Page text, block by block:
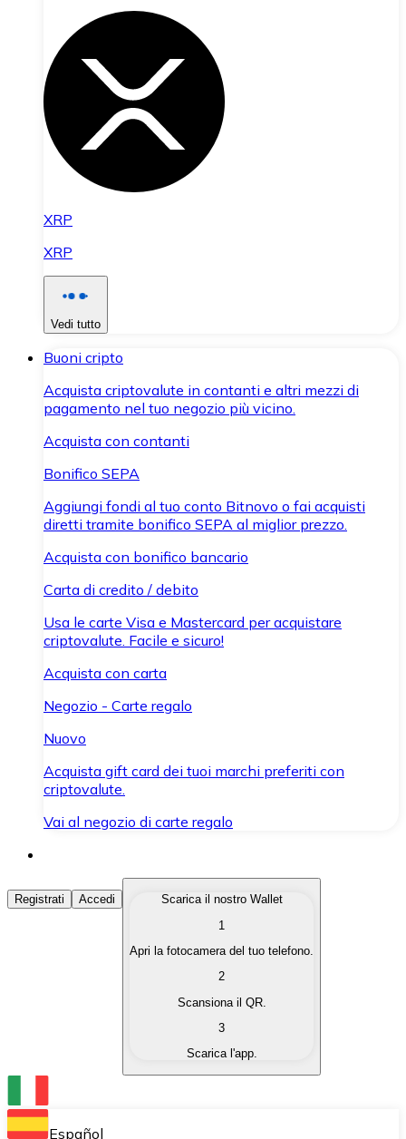
XRP
XRP
Vedi tutto
Buoni cripto
Acquista criptovalute in contanti e altri mezzi di
pagamento nel tuo negozio più vicino.
Acquista con contanti
Bonifico SEPA
Aggiungi fondi al tuo conto Bitnovo o fai acquisti
diretti tramite bonifico SEPA al miglior prezzo.
Acquista con bonifico bancario
Carta di credito / debito
Usa le carte Visa e Mastercard per acquistare
criptovalute. Facile e sicuro!
Acquista con carta
Negozio - Carte regalo
Nuovo
Acquista gift card dei tuoi marchi preferiti con
criptovalute.
Vai al negozio di carte regalo
Acquista Criptovalute
Acquista le criptovalute che ti interessano in modo
Converti le tue criptovalute in valuta fiat quando ne
Scambia una criptovaluta con un'altra
Conserva le tue cripto in un Wallet self-custodial.
Registrati Accedi
Scarica il nostro Wallet
1
Apri la fotocamera del tuo telefono.
2
Scansiona il QR.
3
Scarica l'app.
Español